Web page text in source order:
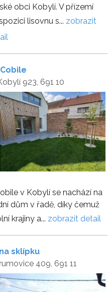
obci Kobylí. V přízemí
lisovnu s... zobrazit
923, 691 10
v Kobylí se nachází na
dům v řadě, díky čemuž
krajiny a... zobrazit detail
sklípku
409, 691 11